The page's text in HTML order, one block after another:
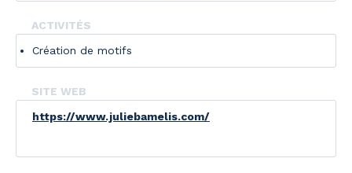
ACTIVITÉS
Création de motifs
SITE WEB
https://www.juliebamelis.com/